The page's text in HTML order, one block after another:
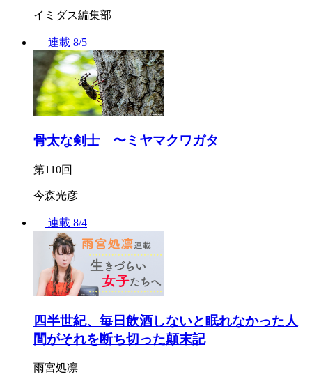
イミダス編集部
連載 8/5
骨太な剣士 〜ミヤマクワガタ
第110回
今森光彦
連載 8/4
四半世紀、毎日飲酒しないと眠れなかった人
間がそれを断ち切った顛末記
雨宮処凛